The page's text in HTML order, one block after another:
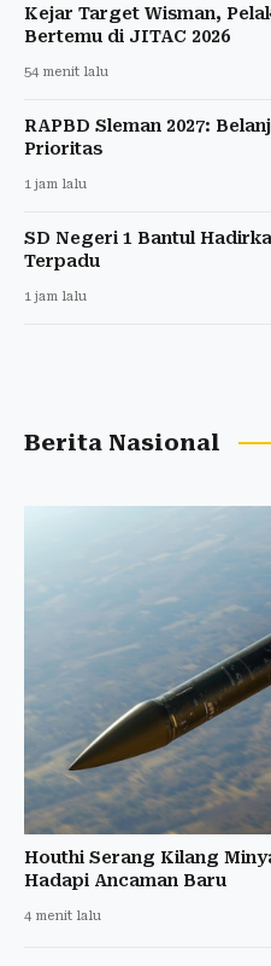
Kejar Target Wisman,
Bertemu di JITAC 2026
54 menit lalu
RAPBD Sleman 2027:
Prioritas
1 jam lalu
SD Negeri 1 Bantul
Terpadu
1 jam lalu
Berita Nasional
Houthi Serang Kilang
Hadapi Ancaman Baru
4 menit lalu